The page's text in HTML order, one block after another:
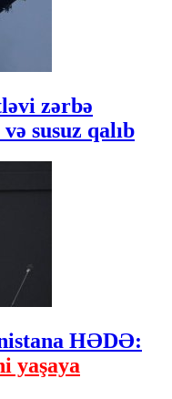
zərbə
susuz qalıb
HƏDƏ:
yaşaya